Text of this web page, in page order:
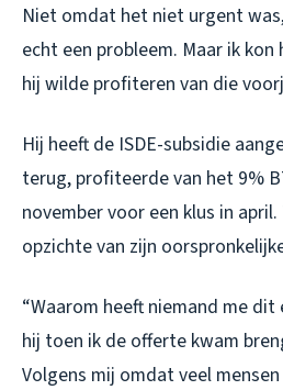
Niet omdat het niet urgent
echt een probleem. Maar ik
hij wilde profiteren van die
Hij heeft de ISDE-subsidie
terug, profiteerde van het 9%
november voor een klus in
opzichte van zijn
“Waarom heeft niemand me
hij toen ik de offerte kwam
Volgens mij omdat veel